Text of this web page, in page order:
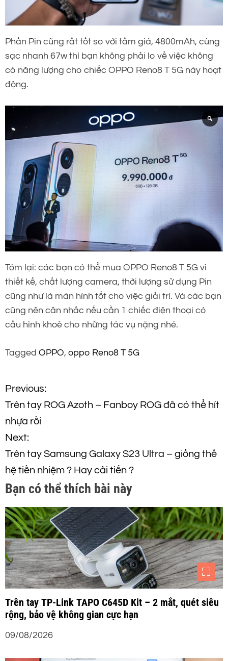
Phần Pin cũng rất tốt so với tầm giá, 4800mAh, cùng
sạc nhanh 67w thì bạn không phải lo về việc không
có năng lượng cho chiếc OPPO Reno8 T 5G này hoạt
động.
Tóm lại: các bạn có thể mua OPPO Reno8 T 5G vì
thiết kế, chất lượng camera, thời lượng sử dụng Pin
cũng như là màn hình tốt cho việc giải trí. Và các bạn
cũng nên cân nhắc nếu cần 1 chiếc điện thoại có
cấu hình khoẻ cho những tác vụ nặng nhé.
Tagged OPPO, oppo Reno8 T 5G
Đ
i
ề
u
h
ư
ớ
n
g
b
à
Previous:
Trên tay ROG Azoth – Fanboy ROG đã có thể hít
nhựa rồi
Next:
Trên tay Samsung Galaxy S23 Ultra – giống thế
hệ tiền nhiệm ? Hay cải tiến ?
Bạn có thể thích bài này
Trên tay TP-Link TAPO C645D Kit – 2 mắt, quét siêu
rộng, bảo vệ không gian cực hạn
09/08/2026